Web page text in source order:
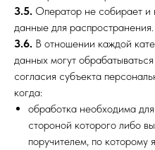
3.5. Оператор не собирает и
данные для распространения.
3.6. В отношении каждой
данных могут
согласия субъекта
когда:
обработка необходима
стороной которого либо
поручителем, по которому